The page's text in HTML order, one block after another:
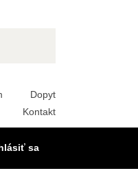
Dopyt
Kontakt
sa